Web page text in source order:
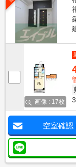
画像 : 17枚
空室確認